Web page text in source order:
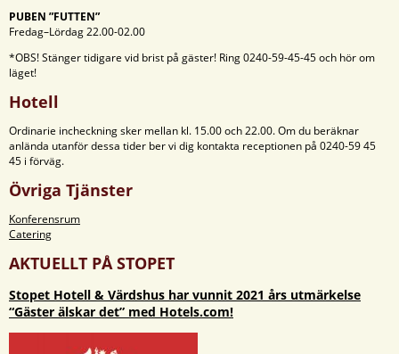
PUBEN ”FUTTEN”
Fredag–Lördag 22.00-02.00
*OBS! Stänger tidigare vid brist på gäster! Ring 0240-59-45-45 och hör om
läget!
Hotell
Ordinarie incheckning sker mellan kl. 15.00 och 22.00. Om du beräknar
anlända utanför dessa tider ber vi dig kontakta receptionen på 0240-59 45
45 i förväg.
Övriga Tjänster
Konferensrum
Catering
AKTUELLT PÅ STOPET
Stopet Hotell & Värdshus har vunnit 2021 års utmärkelse
“Gäster älskar det” med Hotels.com!